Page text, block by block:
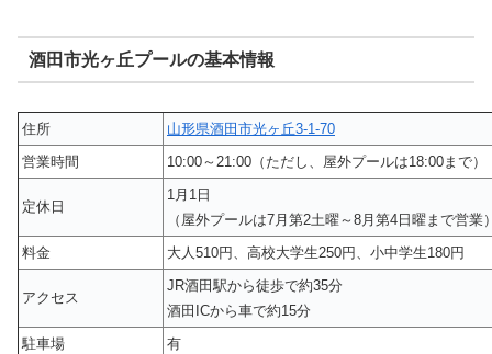
酒田市光ヶ丘プールの基本情報
住所
山形県酒田市光ヶ丘3-1-70
営業時間
10:00～21:00（ただし、屋外プールは18:00まで）
定休日
1月1日
（屋外プールは7月第2土曜～8月第4日曜まで営業
料金
大人510円、高校大学生250円、小中学生180円
アクセス
JR酒田駅から徒歩で約35分
酒田ICから車で約15分
駐車場
有